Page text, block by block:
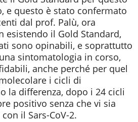
e questo è stato confermato
dal prof. Palù, ora
esistendo il Gold Standard,
sono opinabili, e soprattutto
sintomatologia in corso,
anche perché per quel
i cicli di
la differenza, dopo i 24 cicli
positivo senza che vi sia
il Sars-CoV-2.